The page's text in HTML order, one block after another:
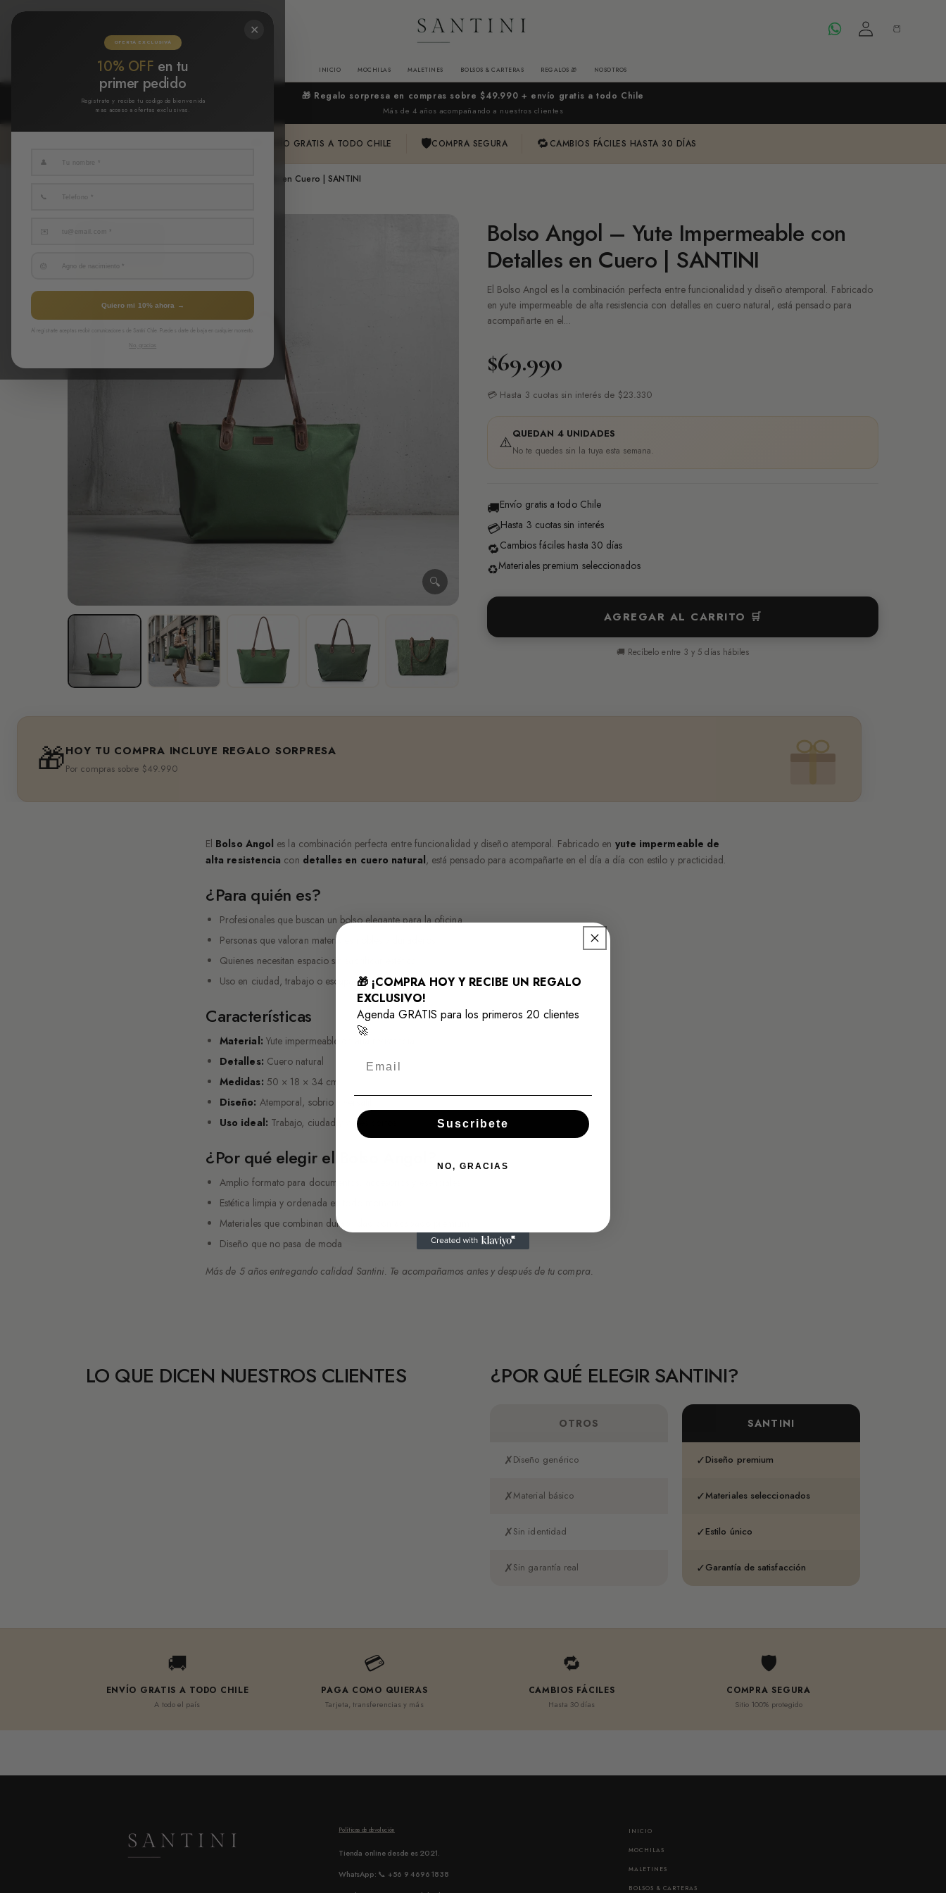
DIRECTAMENTE
INICIO MOCHILAS MALETINES BOLSOS & CARTERAS REGALOS 🎁 NOSOTROS
Iniciar
sesión
Carrito
🎁 Regalo sorpresa en compras sobre $49.990 + envío gratis a todo Chile
Más de 4 años acompañando a nuestros clientes
ENVÍO GRATIS A TODO CHILE 🛡COMPRA SEGURA 🔁 CAMBIOS FÁCILES HASTA 30 DÍAS
Bolso Angol – Yute Impermeable con Detalles en Cuero | SANTINI
🔥 Más vendida
🔍
Bolso Angol – Yute Impermeable con
Detalles en Cuero | SANTINI
El Bolso Angol es la combinación perfecta entre funcionalidad y diseño atemporal. Fabricado
en yute impermeable de alta resistencia con detalles en cuero natural, está pensado para
acompañarte en el...
$69.990
💳 Hasta 3 cuotas sin interés de $23.330
⚠️QUEDAN 4 UNIDADES
No te quedes sin la tuya esta semana.
🚚Envío gratis a todo Chile
💳Hasta 3 cuotas sin interés
🔁Cambios fáciles hasta 30 días
♻️Materiales premium seleccionados
AGREGAR AL CARRITO 🛒
🚚 Recíbelo entre 3 y 5 días hábiles
🎁HOY TU COMPRA INCLUYE REGALO SORPRESA
Por compras sobre $49.990
El Bolso Angol es la combinación perfecta entre funcionalidad y diseño atemporal. Fabricado en yute impermeable de
alta resistencia con detalles en cuero natural, está pensado para acompañarte en el día a día con estilo y practicidad.
¿Para quién es?
Profesionales que buscan un bolso elegante para la oficina
Personas que valoran materiales nobles y duraderos
Quienes necesitan espacio sin sacrificar estética
Uso en ciudad, trabajo o escapadas cortas
Características
Material: Yute impermeable de alta resistencia
Detalles: Cuero natural
Medidas: 50 × 18 × 34 cm
Diseño: Atemporal, sobrio y versátil
Uso ideal: Trabajo, ciudad y viajes cortos
¿Por qué elegir el Bolso Angol?
Amplio formato para documentos, accesorios y esenciales
Estética limpia y ordenada en todo momento
Materiales que combinan durabilidad con acabado premium
Diseño que no pasa de moda
Más de 5 años entregando calidad Santini. Te acompañamos antes y después de tu compra.
LO QUE DICEN NUESTROS CLIENTES ¿POR QUÉ ELEGIR SANTINI?
OTROS
✗Diseño genérico
✗Material básico
✗Sin identidad
✗Sin garantía real
SANTINI
✓Diseño premium
✓Materiales seleccionados
✓Estilo único
✓Garantía de satisfacción
🚚
ENVÍO GRATIS A TODO CHILE
A todo el país
💳
PAGA COMO QUIERAS
Tarjeta, transferencias y más
🔁
CAMBIOS FÁCILES
Hasta 30 días
🛡
COMPRA SEGURA
Sitio 100% protegido
Políticas de devolución
Tienda online desde es 2021.
WhatsApp: 📞 +56 9 4696 1838
INICIO
MOCHILAS
MALETINES
BOLSOS & CARTERAS
✕
OFERTA EXCLUSIVA
10% OFF en tu
primer pedido
Registrate y recibe tu codigo de bienvenida
mas acceso a ofertas exclusivas.
👤
📞
✉️
🎂
Quiero mi 10% ahora →
Al registrarte aceptas recibir comunicaciones de Santini Chile. Puedes darte de baja en cualquier momento.
🎁 ¡COMPRA HOY Y RECIBE UN REGALO
EXCLUSIVO!
Agenda GRATIS para los primeros 20 clientes
🚀
Suscribete
NO, GRACIAS